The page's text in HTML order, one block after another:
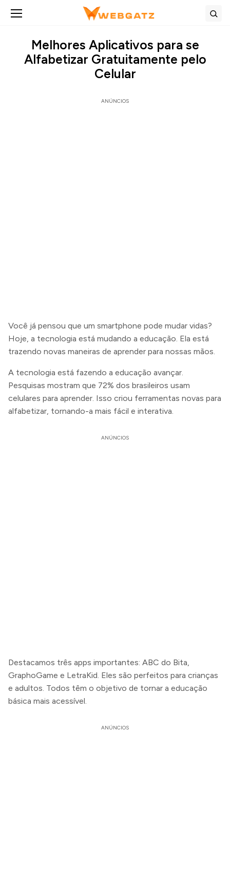
Abrir menu
Melhores Aplicativos para se
Alfabetizar Gratuitamente pelo
Celular
ANÚNCIOS
Você já pensou que um smartphone pode mudar vidas?
Hoje, a tecnologia está mudando a educação. Ela está
trazendo novas maneiras de aprender para nossas mãos.
A tecnologia está fazendo a educação avançar.
Pesquisas mostram que 72% dos brasileiros usam
celulares para aprender. Isso criou ferramentas novas para
alfabetizar, tornando-a mais fácil e interativa.
ANÚNCIOS
Destacamos três apps importantes: ABC do Bita,
GraphoGame e LetraKid. Eles são perfeitos para crianças
e adultos. Todos têm o objetivo de tornar a educação
básica mais acessível.
ANÚNCIOS